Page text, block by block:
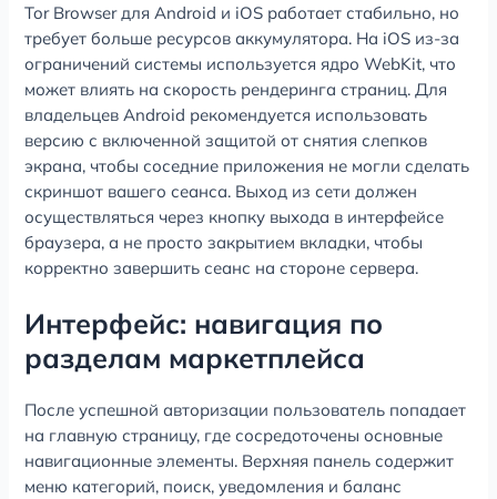
Tor Browser для Android и iOS работает стабильно, но
требует больше ресурсов аккумулятора. На iOS из-за
ограничений системы используется ядро WebKit, что
может влиять на скорость рендеринга страниц. Для
владельцев Android рекомендуется использовать
версию с включенной защитой от снятия слепков
экрана, чтобы соседние приложения не могли сделать
скриншот вашего сеанса. Выход из сети должен
осуществляться через кнопку выхода в интерфейсе
браузера, а не просто закрытием вкладки, чтобы
корректно завершить сеанс на стороне сервера.
Интерфейс: навигация по
разделам маркетплейса
После успешной авторизации пользователь попадает
на главную страницу, где сосредоточены основные
навигационные элементы. Верхняя панель содержит
меню категорий, поиск, уведомления и баланс